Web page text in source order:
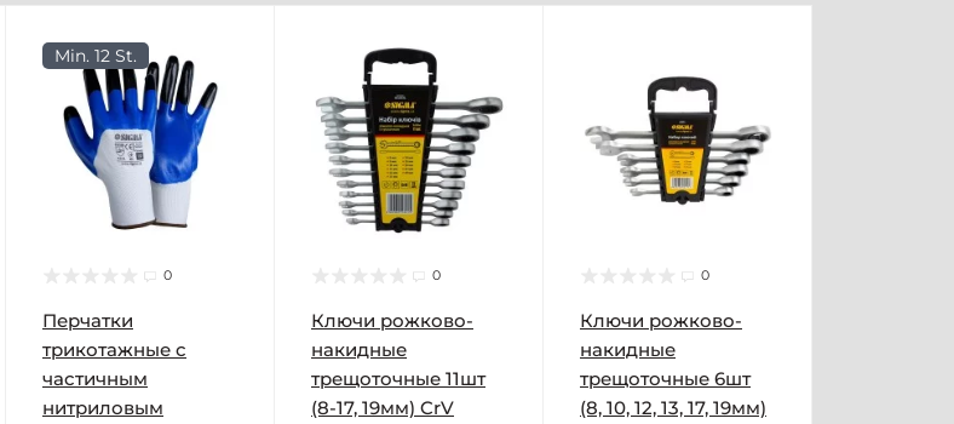
Min. 12 St.
0
Перчатки
трикотажные с
частичным
нитриловым
0
Ключи рожково-
накидные
трещоточные 11шт
(8-17, 19мм) CrV
0
Ключи рожково-
накидные
трещоточные 6шт
(8, 10, 12, 13, 17, 19мм)